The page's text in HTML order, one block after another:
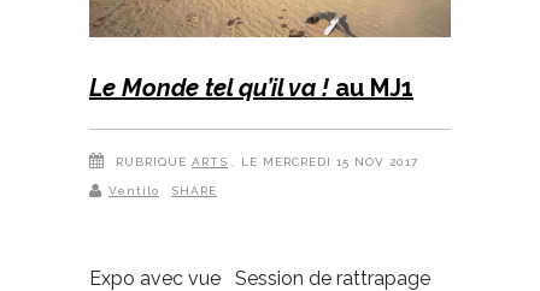
Le Monde tel qu’il va ! au MJ1
RUBRIQUE ARTS , LE MERCREDI 15 NOV 2017
Ventilo SHARE
Expo avec vue Session de rattrapage